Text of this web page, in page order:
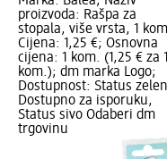
proizvoda: Rašpa za
stopala, više vrsta, 1
Cijena: 1,25 €; Osnovna
cijena: 1 kom. (1,25 € za 1
kom.); dm marka Logo;
Dostupnost: Status
Dostupno za isporuku,
Status sivo Odaberi dm
trgovinu